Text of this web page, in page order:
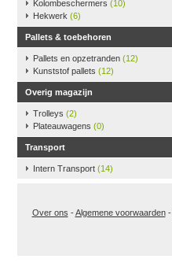
Kolombeschermers (10)
Hekwerk (6)
Pallets & toebehoren
Pallets en opzetranden (12)
Kunststof pallets (12)
Overig magazijn
Trolleys (2)
Plateauwagens (0)
Transport
Intern Transport (14)
Over ons -Algemene voorwaarden-